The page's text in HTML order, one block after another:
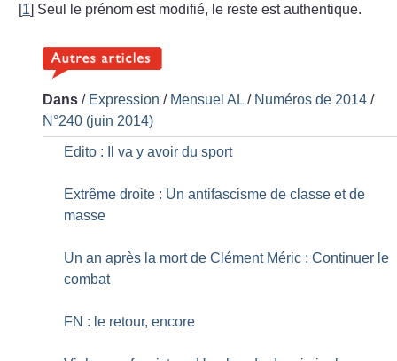
[1] Seul le prénom est modifié, le reste est authentique.
Dans / Expression / Mensuel AL / Numéros de 2014 /
N°240 (juin 2014)
Edito : Il va y avoir du sport
Extrême droite : Un antifascisme de classe et de
masse
Un an après la mort de Clément Méric : Continuer le
combat
FN : le retour, encore